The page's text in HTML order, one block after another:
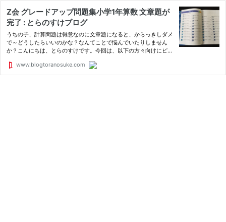
Z会 グレードアップ問題集小学1年算数 文章題が
完了 : とらのすけブログ
うちの子、計算問題は得意なのに文章題になると、からっきしダメ
で～どうしたらいいのかな？なんてことで悩んでいたりしません
か？こんにちは、とらのすけです。今回は、以下の方々向けにピッ
文章題になると式
www.blogtoranosuke.com